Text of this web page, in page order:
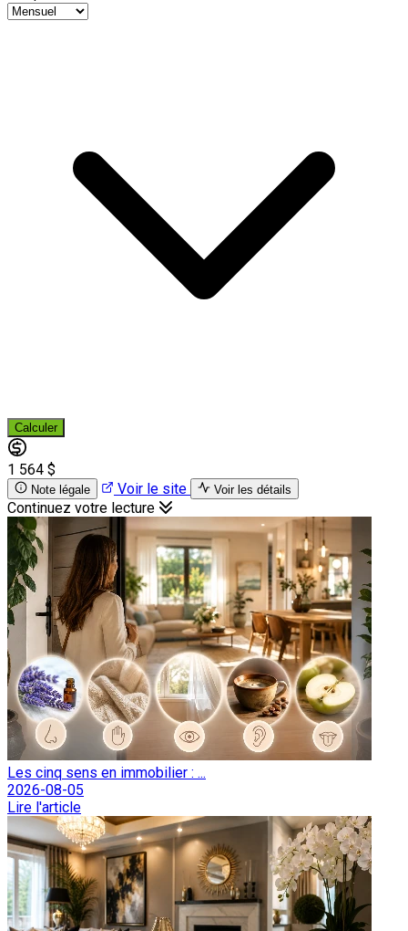
Calculer
1 564 $
Note légale Voir le site Voir les détails
Continuez votre lecture
Les cinq sens en immobilier : ...
2026-08-05
Lire l'article